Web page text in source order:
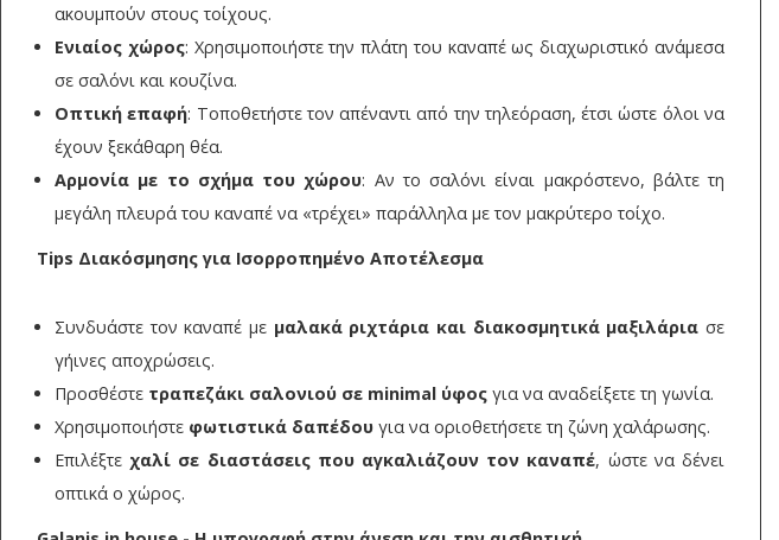
ακουμπούν στους τοίχους.
Ενιαίος χώρος: Χρησιμοποιήστε την πλάτη του καναπέ ως διαχωριστικό ανάμεσα
σε σαλόνι και κουζίνα.
Οπτική επαφή: Τοποθετήστε τον απέναντι από την τηλεόραση, έτσι ώστε όλοι να
έχουν ξεκάθαρη θέα.
Αρμονία με το σχήμα του χώρου: Αν το σαλόνι είναι μακρόστενο, βάλτε τη
μεγάλη πλευρά του καναπέ να «τρέχει» παράλληλα με τον μακρύτερο τοίχο.
Tips Διακόσμησης για Ισορροπημένο Αποτέλεσμα
Συνδυάστε τον καναπέ με μαλακά ριχτάρια και διακοσμητικά μαξιλάριασε
γήινες αποχρώσεις.
Προσθέστε τραπεζάκι σαλονιού σε minimal ύφος για να αναδείξετε τη γωνία.
Χρησιμοποιήστε φωτιστικά δαπέδου για να οριοθετήσετε τη ζώνη χαλάρωσης.
Επιλέξτε χαλί σε διαστάσεις που αγκαλιάζουν τον καναπέ, ώστε να δένει
οπτικά ο χώρος.